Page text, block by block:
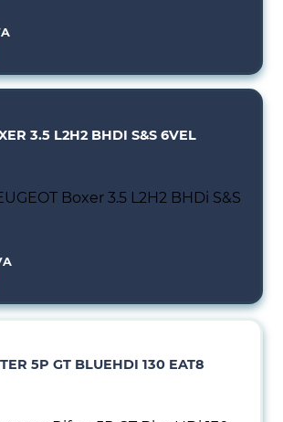
3.5 L2H2 BHDI S&S 6VEL
5P GT BLUEHDI 130 EAT8